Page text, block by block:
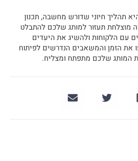
תהליך חיוני שדורש מחשבה, תכנון
מוצלחת תעזור למותג שלכם להתבלט
עם הלקוחות ולהשיג את היעדים
הזמן והמשאבים הנדרשים לפיתוח
המותג שלכם מתפתח ומצליח.